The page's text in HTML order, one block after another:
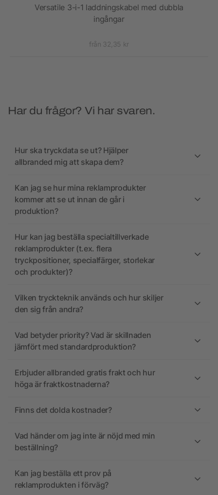
Versatile 3-i-1 laddningskabel med dubbla
ingångar
från 32,35 kr
Har du frågor? Vi har svaren.
Hur ska tryckdata se ut? Hjälper
allbranded mig att skapa dem?
Kan jag se hur mina reklamprodukter
kommer att se ut innan de går i
produktion?
Hur kan jag beställa specialtillverkade
reklamprodukter (t.ex. flera
tryckpositioner, specialfärger, storlekar
och produkter)?
Vilken tryckteknik används och hur skiljer
den sig från andra?
Vad betyder priority? Vad är skillnaden
jämfört med standardproduktion?
Erbjuder allbranded gratis frakt och hur
höga är fraktkostnaderna?
Finns det dolda kostnader?
Vad händer om jag inte är nöjd med min
beställning?
Kan jag beställa ett prov på
reklamprodukten i förväg?